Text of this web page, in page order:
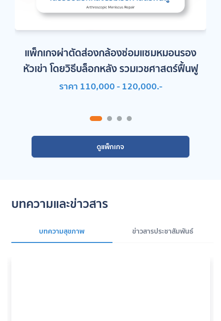
แพ็กเกจผ่าตัดส่องกล้องซ่อมแซมหมอนรอง
หัวเข่า โดยวิธีบล็อกหลัง รวมเวชศาสตร์ฟื้นฟู
ราคา 110,000 - 120,000.-
แพ็กเกจผ่าตัดปลอกหุ้มเอ็นนิ้วหัวแม่มือ
อักเสบ
ราคา 6,490.-
แพ็กเกจผ่าตัดแก้ไขพังผืดทับเส้นประสาทข้อ
มือ
ราคา 6,490.-
แพ็กเกจผ่าตัดนิ้วล็อก
ราคา 6,490.-
ดูแพ็กเกจ
บทความและข่าวสาร
บทความสุขภาพ ข่าวสารประชาสัมพันธ์